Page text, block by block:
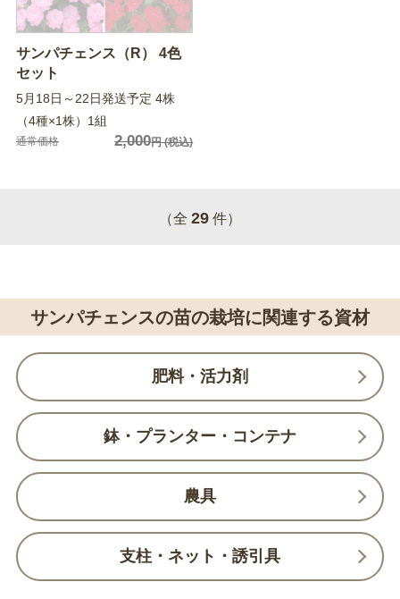
サンパチェンス（R） 4色
セット
5月18日～22日発送予定 4株
（4種×1株）1組
通常価格 2,000円(税込)
（全 29 件）
サンパチェンスの苗の栽培に関連する資材
肥料・活力剤
鉢・プランター・コンテナ
農具
支柱・ネット・誘引具